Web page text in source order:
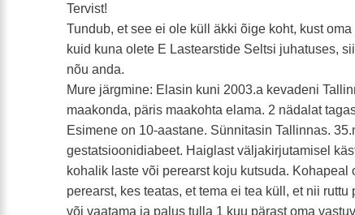
Tervist!
Tundub, et see ei ole küll äkki õige koht, kust
kuid kuna olete E Lastearstide Seltsi juhatuses,
nõu anda.
Mure järgmine: Elasin kuni 2003.a kevadeni
maakonda, päris maakohta elama. 2 nädalat
Esimene on 10-aastane. Sünnitasin Tallinnas.
gestatsioonidiabeet. Haiglast väljakirjutamisel
kohalik laste või perearst koju kutsuda. Kohapeal
perearst, kes teatas, et tema ei tea küll, et nii
või vaatama ja palus tulla 1 kuu pärast oma